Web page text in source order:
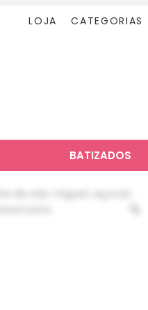
LOJA CATEGORIAS
BATIZADOS